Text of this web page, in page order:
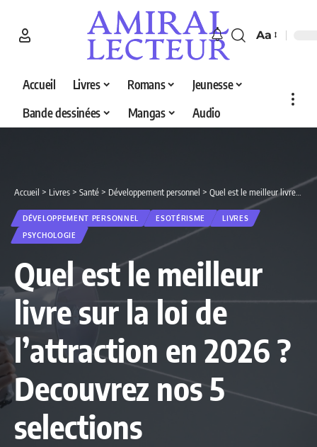
Aa
Accueil Livres Romans
Jeunesse
Bande dessinées
Mangas Audio
Accueil > Livres > Santé> Développement personnel > Quel est le meilleur livre sur la loi de l’attraction en 2026 ? Decouvrez nos 5 selections
DÉVELOPPEMENT PERSONNEL ESOTÉRISME
LIVRES
PSYCHOLOGIE
Quel est le meilleur
livre sur la loi de
l’attraction en 2026 ?
Decouvrez nos 5
selections